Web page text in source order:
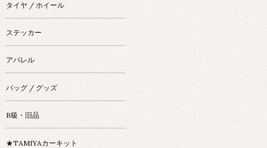
タイヤ / ホイール
ステッカー
アパレル
バッグ / グッズ
B級・旧品
★TAMIYAカーキット